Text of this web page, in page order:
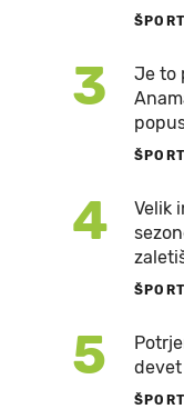
ŠPORT
3
Je to
ŠPORT
4
Velik
ŠPORT
5
ŠPORT